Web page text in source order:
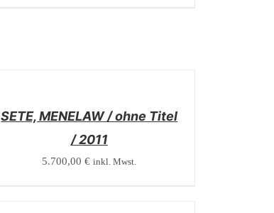
SETE, MENELAW / ohne Titel
/ 2011
5.700,00€ inkl. Mwst.